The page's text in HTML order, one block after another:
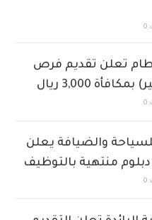
0
تعلن تقديم فرص
3,000 ريال
0
والضيافة يعلن
منتهية بالتوظيف
0